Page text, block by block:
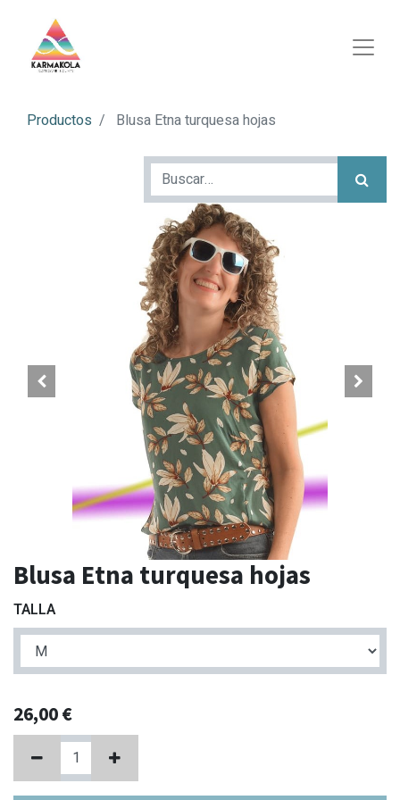
Productos Blusa Etna turquesa hojas
Blusa Etna turquesa hojas
TALLA
26,00€